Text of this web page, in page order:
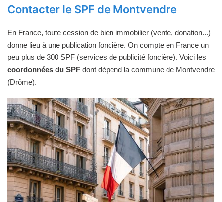
Contacter le SPF de Montvendre
En France, toute cession de bien immobilier (vente, donation...)
donne lieu à une publication foncière. On compte en France un
peu plus de 300 SPF (services de publicité foncière). Voici les
coordonnées du SPF dont dépend la commune de Montvendre
(Drôme).